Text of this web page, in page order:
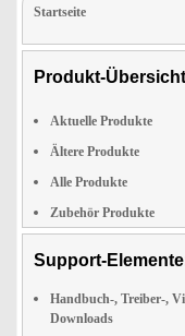
Startseite
Produkt-
Aktuelle Produkte
Ältere Produkte
Alle Produkte
Zubehör Produkte
Support-
Handbuch-, Treiber-,
Downloads